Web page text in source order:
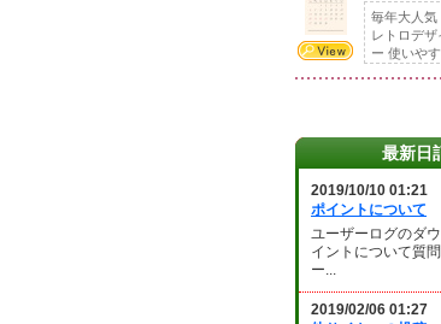
毎年大人気
レトロデ
ー 使いや
最新日
2019/10/10 01:21
ポイントについて
ユーザーログのダ
イントについて質
ー...
2019/02/06 01:27